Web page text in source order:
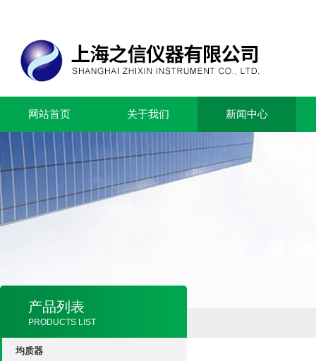
网站首页 关于我们 新闻中心
产品列表
PRODUCTS LIST
均质器